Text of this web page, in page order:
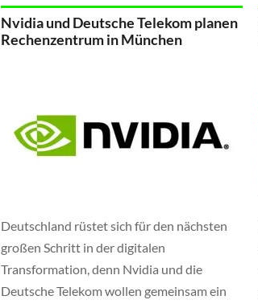
erneut spürbar verbessert hat. Während die
Deutsche Telekom bei der
Nvidia und Deutsche Telekom planen
Rechenzentrum in München
Deutschland rüstet sich für den nächsten
großen Schritt in der digitalen
Transformation, denn Nvidia und die
Deutsche Telekom wollen gemeinsam ein